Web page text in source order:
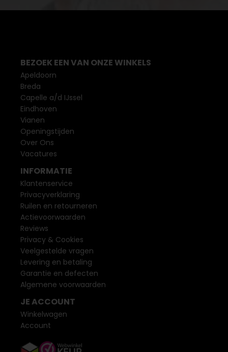
BEZOEK EEN VAN ONZE WINKELS
Apeldoorn
Breda
Capelle a/d IJssel
Eindhoven
Vianen
Openingstijden
Over Ons
Vacatures
INFORMATIE
Klantenservice
Privacyverklaring
Ruilen en retourneren
Actievoorwaarden
Reviews
Privacy & Cookies
Veelgestelde vragen
Levering en betaling
Garantie en defecten
Algemene voorwaarden
JE ACCOUNT
Winkelwagen
Account